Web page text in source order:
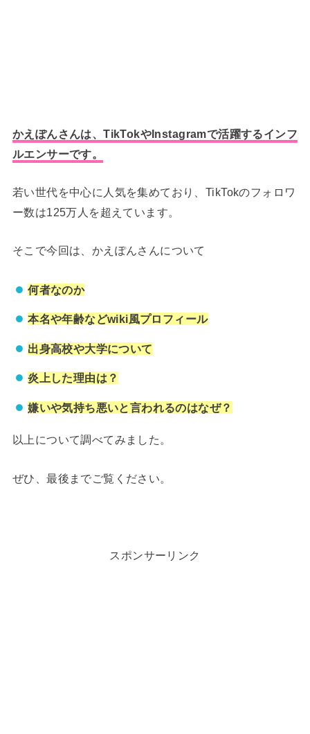
かえぽんさんは、TikTokやInstagramで活躍するインフ
ルエンサーです。
若い世代を中心に人気を集めており、TikTokのフォロワ
ー数は125万人を超えています。
そこで今回は、かえぽんさんについて
何者なのか
本名や年齢などwiki風プロフィール
出身高校や大学について
炎上した理由は？
嫌いや気持ち悪いと言われるのはなぜ？
以上について調べてみました。
ぜひ、最後までご覧ください。
スポンサーリンク